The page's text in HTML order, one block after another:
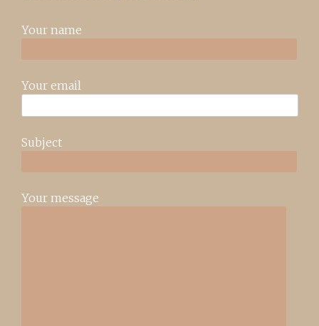
Your name
Your email
Subject
Your message